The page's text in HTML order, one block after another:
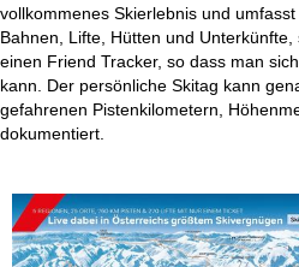
vollkommenes Skierlebnis und
Bahnen, Lifte, Hütten und
einen Friend Tracker, so dass man
kann. Der persönliche Skitag kann
gefahrenen Pistenkilometern,
dokumentiert.